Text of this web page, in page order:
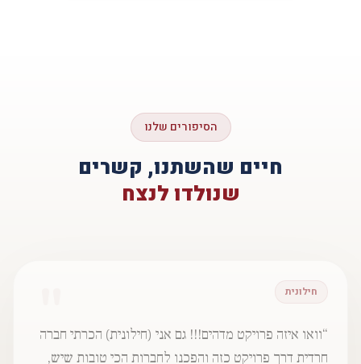
הסיפורים שלנו
חיים שהשתנו, קשרים
שנולדו לנצח
" משתתפת
“לפני בערך 8 שנים זה היה הדבר הכי טוב שעשיתי לעצמי
ועד היום אנחנו בקשר!!!! חברותא זה חברה לכל החיים!!!!!”